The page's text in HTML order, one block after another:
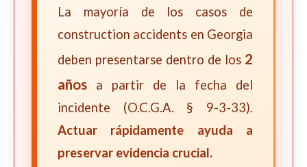
La mayoría de los casos de
construction accidents en Georgia
deben presentarse dentro de los 2
años a partir de la fecha del
incidente (O.C.G.A. § 9-3-33).
Actuar rápidamente ayuda a
preservar evidencia crucial.